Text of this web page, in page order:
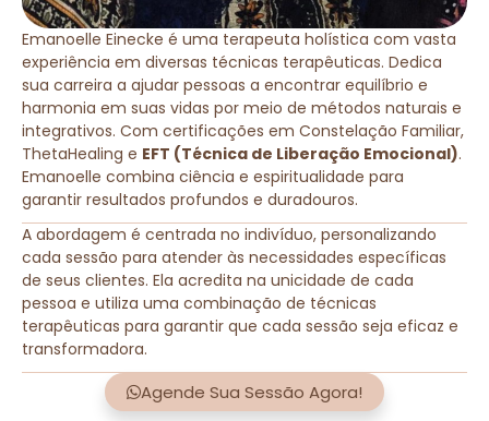
Emanoelle Einecke é uma terapeuta holística com vasta
experiência em diversas técnicas terapêuticas. Dedica
sua carreira a ajudar pessoas a encontrar equilíbrio e
harmonia em suas vidas por meio de métodos naturais e
integrativos. Com certificações em Constelação Familiar,
ThetaHealing e EFT (Técnica de Liberação Emocional).
Emanoelle combina ciência e espiritualidade para
garantir resultados profundos e duradouros.
A abordagem é centrada no indivíduo, personalizando
cada sessão para atender às necessidades específicas
de seus clientes. Ela acredita na unicidade de cada
pessoa e utiliza uma combinação de técnicas
terapêuticas para garantir que cada sessão seja eficaz e
transformadora.
Agende Sua Sessão Agora!